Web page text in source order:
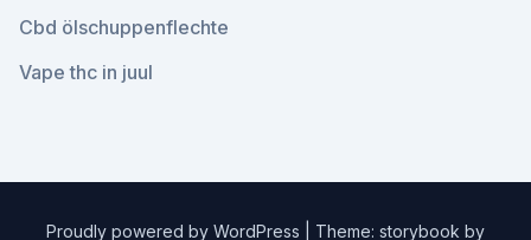
Cbd ölschuppenflechte
Vape thc in juul
Proudly powered by WordPress Theme: storybook by